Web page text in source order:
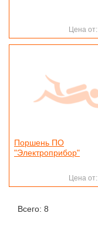
Цена от:
Поршень ПО
"Электроприбор"
Цена от:
Всего: 8